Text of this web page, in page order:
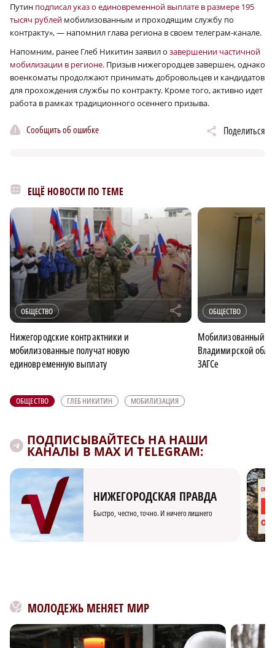
Путин подписал указ о единовременной выплате в размере 195
тысяч рублей мобилизованным и проходящим службу по
контракту», — напомнил глава региона в своем телеграм-канале.
Напомним, ранее Глеб Никитин заявил о завершении частичной
мобилизации в регионе. Призыв нижегородцев завершен, однако
военкоматы продолжают принимать добровольцев и кандидатов
для прохождения службы по контракту. Кроме того, активно идет
работа в рамках традиционного осеннего призыва.
Сообщить об ошибке Поделиться
ЕЩЁ НОВОСТИ ПО ТЕМЕ
ОБЩЕСТВО r
Нижегородские контрактники и
мобилизованные получат новую
единовременную выплату
ОБЩЕСТВО
Мобилизованный и
Владимирской
ЗАГСе
ОБЩЕСТВО ГЛЕБ НИКИТИН МОБИЛИЗАЦИЯ
ПОДПИСЫВАЙТЕСЬ НА НАШИ
КАНАЛЫ В MAX И TELEGRAM:
НИЖЕГОРОДСКАЯ ПРАВДА
Быстро, честно, точно. И ничего лишнего
МОЛОДЕЖЬ МЕНЯЕТ МИР